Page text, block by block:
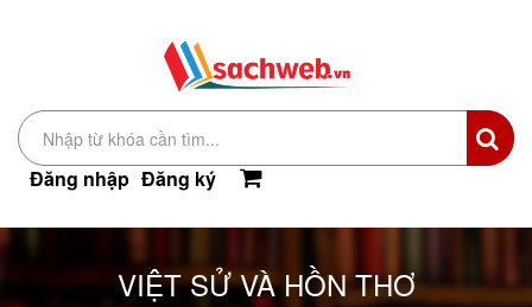
Đăng nhập Đăng ký
VIỆT SỬ VÀ HỒN THƠ